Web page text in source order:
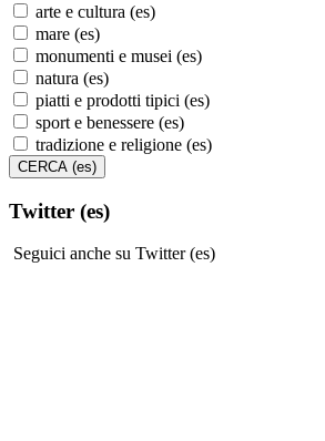
arte e cultura (es)
mare (es)
monumenti e musei (es)
natura (es)
piatti e prodotti tipici (es)
sport e benessere (es)
tradizione e religione (es)
Twitter (es)
Seguici anche su Twitter (es)